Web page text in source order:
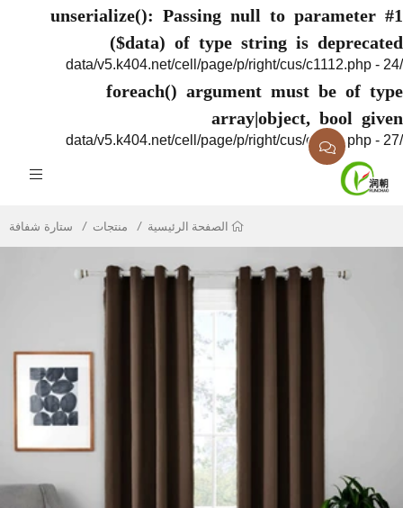
unserialize(): Passing null to
($data) of type string is
foreach() argument must be
array|object, bool
الصفحة الرئيسية منتجات ستارة شفافة